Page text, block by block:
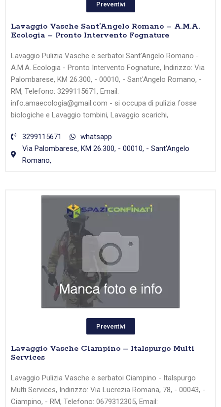
Preventivi
Lavaggio Vasche Sant’Angelo Romano – A.M.A.
Ecologia – Pronto Intervento Fognature
Lavaggio Pulizia Vasche e serbatoi Sant'Angelo Romano -
A.M.A. Ecologia - Pronto Intervento Fognature, Indirizzo: Via
Palombarese, KM 26.300, - 00010, - Sant'Angelo Romano, -
RM, Telefono: 3299115671, Email:
info.amaecologia@gmail.com - si occupa di pulizia fosse
biologiche e Lavaggio tombini, Lavaggio scarichi,
3299115671
whatsapp
Via Palombarese, KM 26.300, - 00010, - Sant'Angelo
Romano,
Preventivi
Lavaggio Vasche Ciampino – Italspurgo Multi
Services
Lavaggio Pulizia Vasche e serbatoi Ciampino - Italspurgo
Multi Services, Indirizzo: Via Lucrezia Romana, 78, - 00043, -
Ciampino, - RM, Telefono: 0679312305, Email: